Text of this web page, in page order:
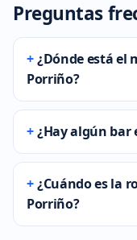
Preguntas
¿Dónde está el
Porriño?
¿Hay algún bar
¿Cuándo es la
Porriño?